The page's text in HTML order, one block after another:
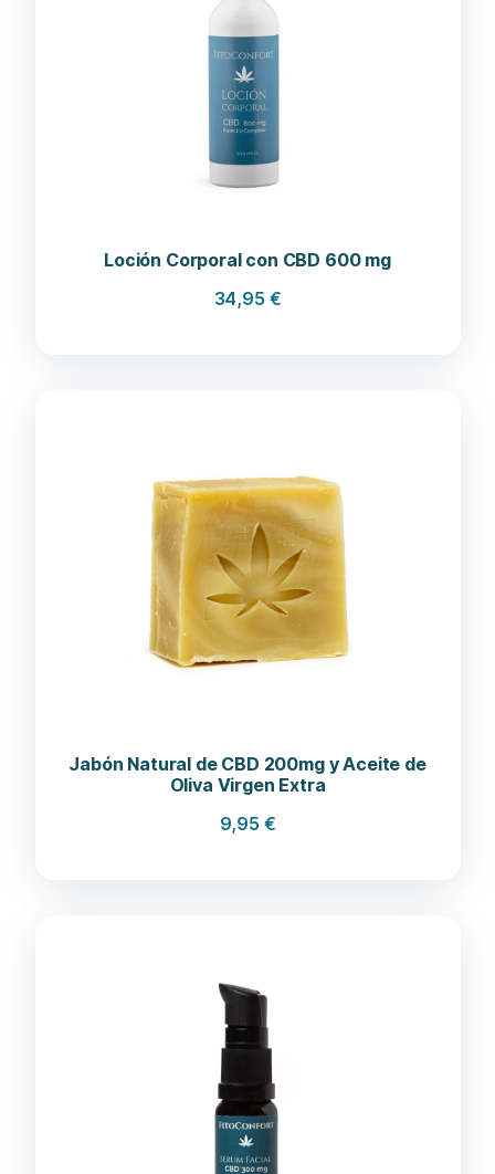
Loción Corporal con CBD 600 mg
34,95 €
Jabón Natural de CBD 200mg y Aceite de
Oliva Virgen Extra
9,95 €